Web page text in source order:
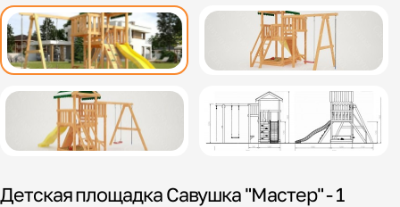
Детская площадка Савушка "Мастер" - 1